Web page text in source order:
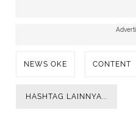
NEWS OKE CONTENT
HASHTAG LAINNYA...